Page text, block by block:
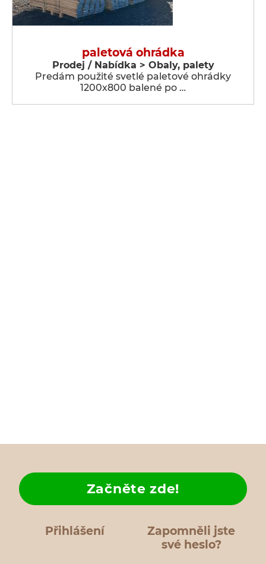
paletová ohrádka
Prodej / Nabídka > Obaly, palety
Predám použité svetlé paletové ohrádky
1200x800 balené po …
Přihlášení
Zapomněli jste
své heslo?
Začněte zde!